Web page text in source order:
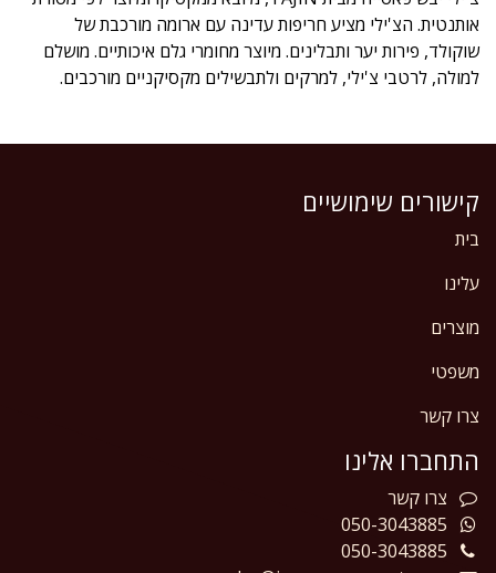
אותנטית. הצ'ילי מציע חריפות עדינה עם ארומה מורכבת של
שוקולד, פירות יער ותבלינים. מיוצר מחומרי גלם איכותיים. מושלם
למולה, לרטבי צ'ילי, למרקים ולתבשילים מקסיקניים מורכבים.
קישורים שימושיים
בית
עלינו
מוצרים
משפטי
צרו קשר
התחברו אלינו
צרו קשר
050-3043885
050-3043885